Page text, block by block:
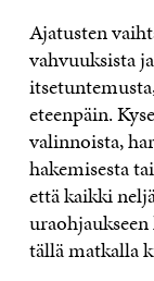
Ajatusten
vahvuuksista
eteenpäin.
valinnoista,
hakemisesta
että kaikki
tällä matkalla